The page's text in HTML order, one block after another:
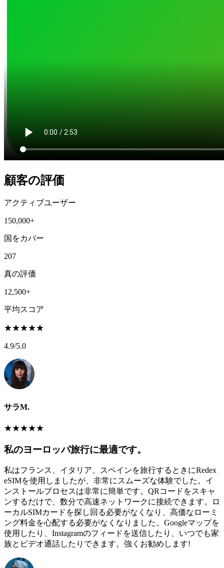
顧客の評価
アクティブユーザー
150,000+
国をカバー
207
真の評価
12,500+
平均スコア
★★★★★
4.9/5.0
サラM.
★★★★★
私のヨーロッパ旅行に最適です。
私はフランス、イタリア、スペインを旅行するときにRedex
eSIMを使用しましたが、非常にスムーズな体験でした。イ
ンストールプロセスは非常に簡単です。QRコードをスキャ
ンするだけで、数分で高速ネットワークに接続できます。ロ
ーカルSIMカードを探し回る必要がなくなり、高価なローミ
ング料金を心配する必要がなくなりました。Googleマップを
使用したり、Instagramのフィードを送信したり、いつでも家
族とビデオ通話したりできます。強くお勧めします!